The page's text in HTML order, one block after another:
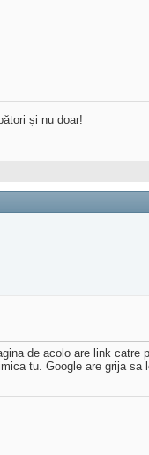
și nu doar!
de acolo are link
tu. Google are grija sa